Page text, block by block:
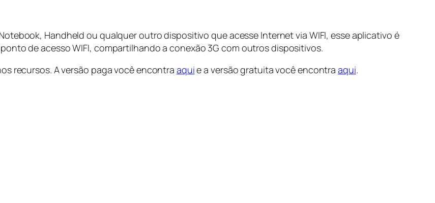
Handheld ou qualquer outro dispositivo que acesse Internet via WIFI, esse aplicativo é
de acesso WIFI, compartilhando a conexão 3G com outros dispositivos.
recursos. A versão paga você encontra aquie a versão gratuita você encontraaqui.